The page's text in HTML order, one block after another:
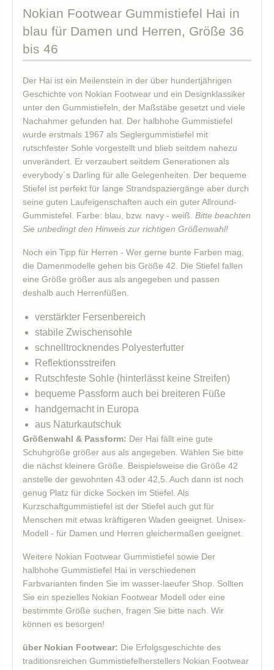
Nokian Footwear Gummistiefel Hai in
blau für Damen und Herren, Größe 36
bis 46
Der Hai ist ein Meilenstein in der über hundertjährigen
Geschichte von Nokian Footwear und ein Designklassiker
unter den Gummistiefeln, der Maßstäbe gesetzt und viele
Nachahmer gefunden hat. Der halbhohe Gummistiefel
wurde erstmals 1967 als Seglergummistiefel mit
rutschfester Sohle vorgestellt und blieb seitdem nahezu
unverändert. Er verzaubert seitdem Generationen als
everybody´s Darling für alle Gelegenheiten. Der bequeme
Stiefel ist perfekt für lange Strandspaziergänge aber durch
seine guten Laufeigenschaften auch ein guter Allround-
Gummistefel. Farbe: blau, bzw. navy - weiß. Bitte beachten
Sie unbedingt den Hinweis zur richtigen Größenwahl!
Noch ein Tipp für Herren - Wer gerne bunte Farben mag,
die Damenmodelle gehen bis Größe 42. Die Stiefel fallen
eine Größe größer aus als angegeben und passen
deshalb auch Herrenfüßen.
verstärkter Fersenbereich
stabile Zwischensohle
schnelltrocknendes Polyesterfutter
Reflektionsstreifen
Rutschfeste Sohle (hinterlässt keine Streifen)
bequeme Passform auch bei breiteren Füße
handgemacht in Europa
aus Naturkautschuk
Größenwahl & Passform: Der Hai fällt eine gute
Schuhgröße größer aus als angegeben. Wählen Sie bitte
die nächst kleinere Größe. Beispielsweise die Größe 42
anstelle der gewohnten 43 oder 42,5. Auch dann ist noch
genug Platz für dicke Socken im Stiefel. Als
Kurzschaftgummistiefel ist der Stiefel auch gut für
Menschen mit etwas kräftigeren Waden geeignet. Unisex-
Modell - für Damen und Herren gleichermaßen geeignet.
Weitere Nokian Footwear Gummistiefel sowie Der
halbhohe Gummistiefel Hai in verschiedenen
Farbvarianten finden Sie im wasser-laeufer Shop. Sollten
Sie ein spezielles Nokian Footwear Modell oder eine
bestimmte Größe suchen, fragen Sie bitte nach. Wir
können es besorgen!
über Nokian Footwear: Die Erfolgsgeschichte des
traditionsreichen Gummistiefelherstellers Nokian Footwear